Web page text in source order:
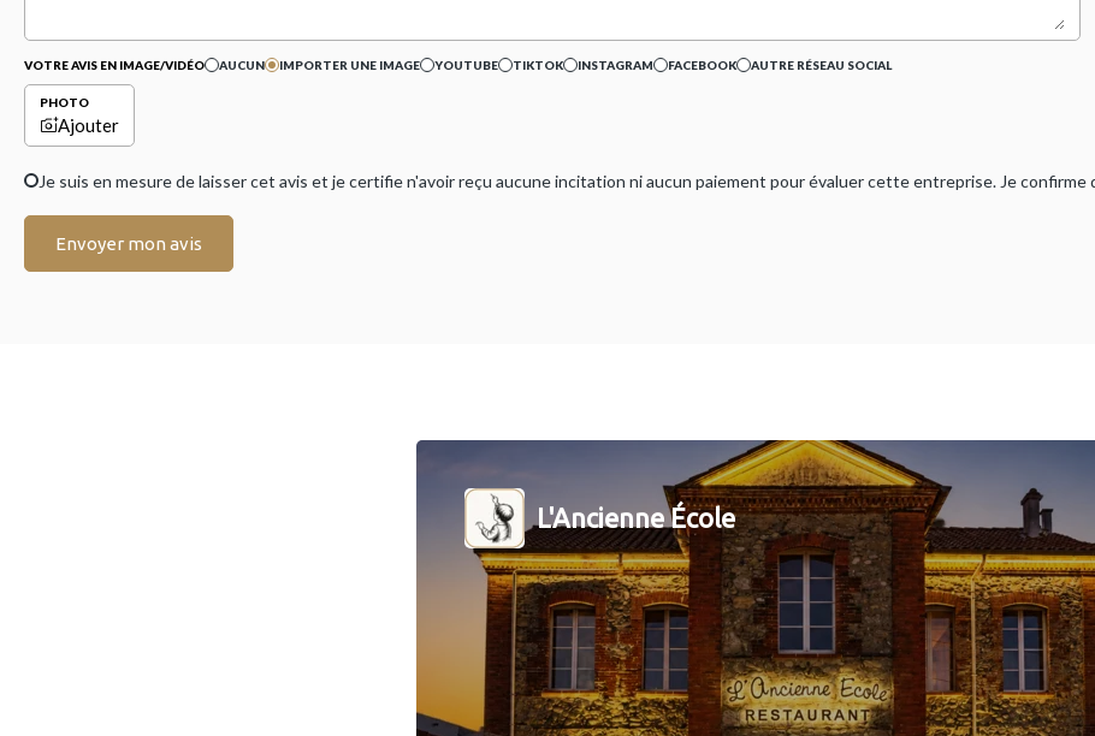
VOTRE AVIS EN IMAGE/VIDÉO AUCUN IMPORTER UNE IMAGE YOUTUBE TIKTOK INSTAGRAM FACEBOOK AUTRE RÉSEAU SOCIAL
PHOTO
Ajouter
Je suis en mesure de laisser cet avis et je certifie n'avoir reçu aucune incitation ni aucun paiement pour évaluer cette entreprise. Je
Envoyer mon avis
L'Ancienne École